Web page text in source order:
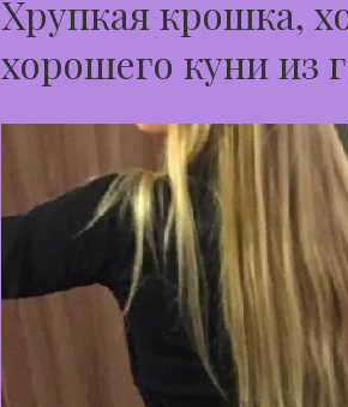
Хрупкая крошка,
хорошего куни из